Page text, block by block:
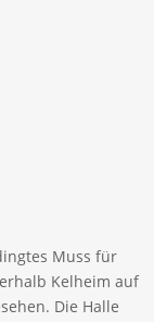
Muss für
Kelheim auf
Die Halle